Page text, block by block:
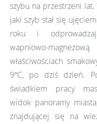
szybu na przestrzeni lat.
jaki szyb stał się
roku i
wapniowo-
właściwościach
9°C, po dziś dzień.
świadkiem pracy
widok panoramy
znajdującej się na